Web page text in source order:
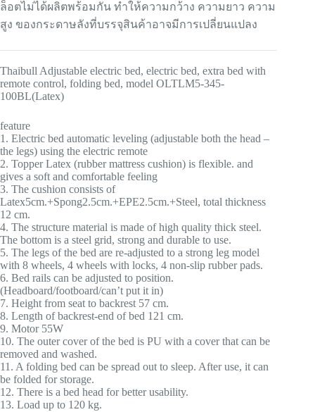
ล็อตไม่ได้ผลิตพร้อมกัน ทำให้ความกว้าง ความยาว ความ
สูง ของกระดาษลังที่บรรจุสินค้าอาจมีการเปลี่ยนแปลง
Thaibull Adjustable electric bed, electric bed, extra bed with
remote control, folding bed, model OLTLM5-345-
100BL(Latex)
feature
1. Electric bed automatic leveling (adjustable both the head –
the legs) using the electric remote
2. Topper Latex (rubber mattress cushion) is flexible. and
gives a soft and comfortable feeling
3. The cushion consists of
Latex5cm.+Spong2.5cm.+EPE2.5cm.+Steel, total thickness
12 cm.
4. The structure material is made of high quality thick steel.
The bottom is a steel grid, strong and durable to use.
5. The legs of the bed are re-adjusted to a strong leg model
with 8 wheels, 4 wheels with locks, 4 non-slip rubber pads.
6. Bed rails can be adjusted to position.
(Headboard/footboard/can’t put it in)
7. Height from seat to backrest 57 cm.
8. Length of backrest-end of bed 121 cm.
9. Motor 55W
10. The outer cover of the bed is PU with a cover that can be
removed and washed.
11. A folding bed can be spread out to sleep. After use, it can
be folded for storage.
12. There is a bed head for better usability.
13. Load up to 120 kg.